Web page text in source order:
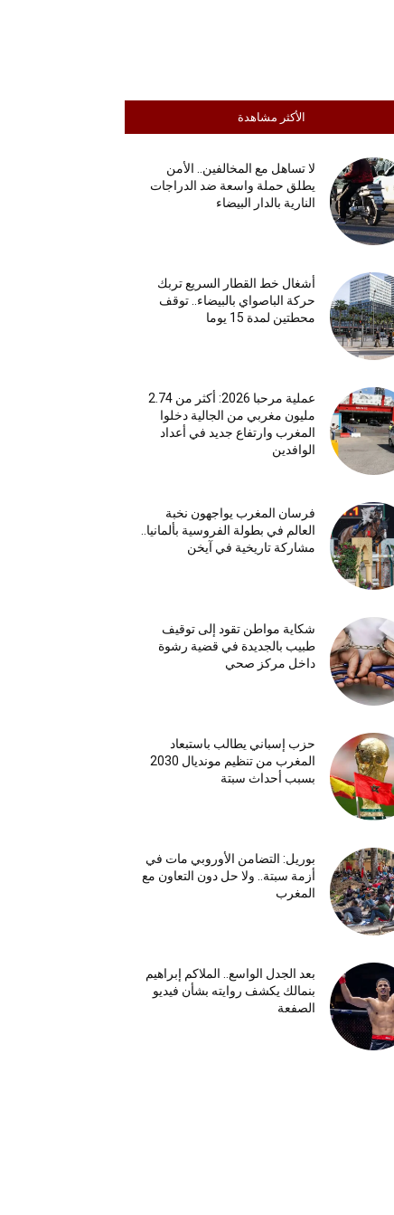
الأكثر مشاهدة
لا تساهل مع المخالفين.. الأمن
يطلق حملة واسعة ضد الدراجات
النارية بالدار البيضاء
أشغال خط القطار السريع تربك
حركة الباصواي بالبيضاء.. توقف
محطتين لمدة 15 يوما
عملية مرحبا 2026: أكثر من 2.74
مليون مغربي من الجالية دخلوا
المغرب وارتفاع جديد في أعداد
الوافدين
فرسان المغرب يواجهون نخبة
العالم في بطولة الفروسية بألمانيا..
مشاركة تاريخية في آيخن
شكاية مواطن تقود إلى توقيف
طبيب بالجديدة في قضية رشوة
داخل مركز صحي
حزب إسباني يطالب باستبعاد
المغرب من تنظيم مونديال 2030
بسبب أحداث سبتة
بوريل: التضامن الأوروبي مات في
أزمة سبتة.. ولا حل دون التعاون مع
المغرب
بعد الجدل الواسع.. الملاكم إبراهيم
بنمالك يكشف روايته بشأن فيديو
الصفعة